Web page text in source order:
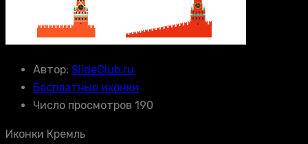
Автор: SlideClub.ru
Бесплатные иконки
Число просмотров 190
Иконки Кремль